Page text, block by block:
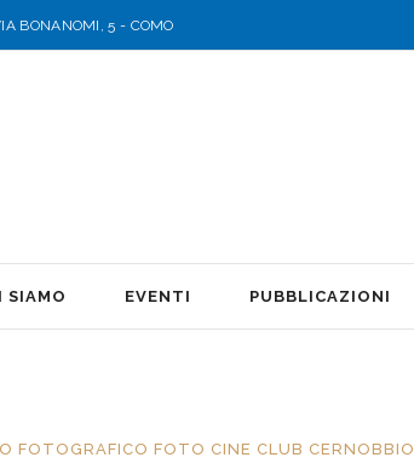
BONANOMI, 5 - COMO
SIAMO EVENTI PUBBLICAZIONI
FOTOGRAFICO FOTO CINE CLUB CERNOBBIO